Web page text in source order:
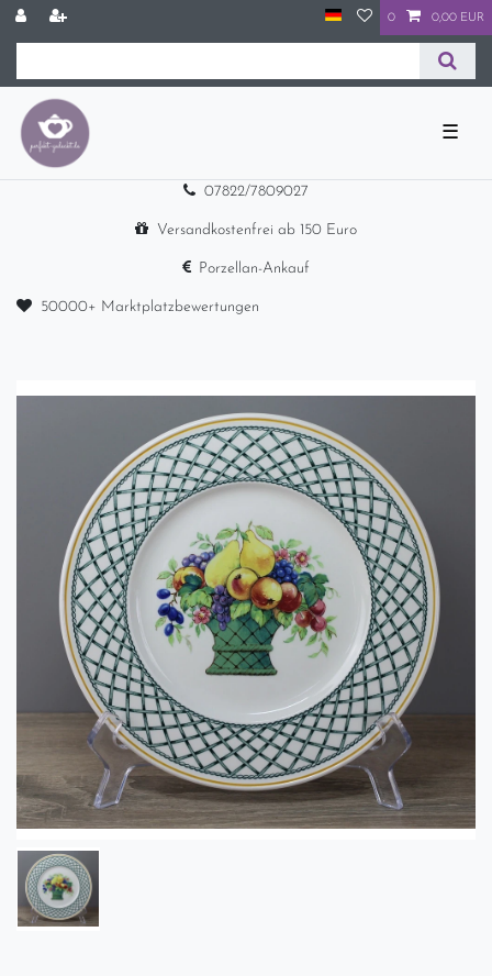
0 0,00 EUR
☰
07822/7809027
Versandkostenfrei ab 150 Euro
Porzellan-Ankauf
50000+ Marktplatzbewertungen